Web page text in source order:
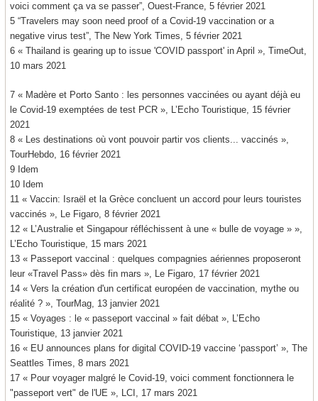
voici comment ça va se passer”, Ouest-France, 5 février 2021
5 “Travelers may soon need proof of a Covid-19 vaccination or a
negative virus test”, The New York Times, 5 février 2021
6 « Thailand is gearing up to issue 'COVID passport' in April », TimeOut,
10 mars 2021
7 « Madère et Porto Santo : les personnes vaccinées ou ayant déjà eu
le Covid-19 exemptées de test PCR », L’Echo Touristique, 15 février
2021
8 « Les destinations où vont pouvoir partir vos clients... vaccinés »,
TourHebdo, 16 février 2021
9 Idem
10 Idem
11 « Vaccin: Israël et la Grèce concluent un accord pour leurs touristes
vaccinés », Le Figaro, 8 février 2021
12 « L’Australie et Singapour réfléchissent à une « bulle de voyage » »,
L’Echo Touristique, 15 mars 2021
13 « Passeport vaccinal : quelques compagnies aériennes proposeront
leur «Travel Pass» dès fin mars », Le Figaro, 17 février 2021
14 « Vers la création d'un certificat européen de vaccination, mythe ou
réalité ? », TourMag, 13 janvier 2021
15 « Voyages : le « passeport vaccinal » fait débat », L’Echo
Touristique, 13 janvier 2021
16 « EU announces plans for digital COVID-19 vaccine ‘passport’ », The
Seattles Times, 8 mars 2021
17 « Pour voyager malgré le Covid-19, voici comment fonctionnera le
"passeport vert" de l'UE », LCI, 17 mars 2021